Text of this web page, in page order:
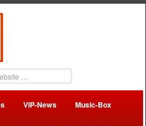
VIP-News Music-Box